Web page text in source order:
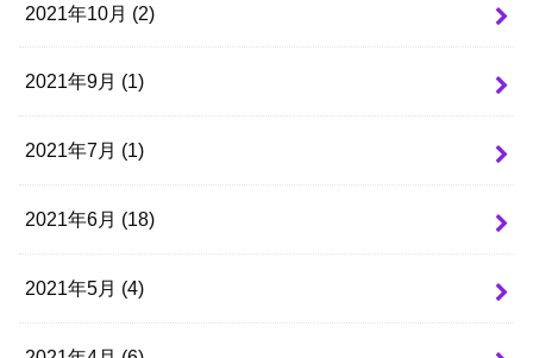
2021年10月 (2)
2021年9月 (1)
2021年7月 (1)
2021年6月 (18)
2021年5月 (4)